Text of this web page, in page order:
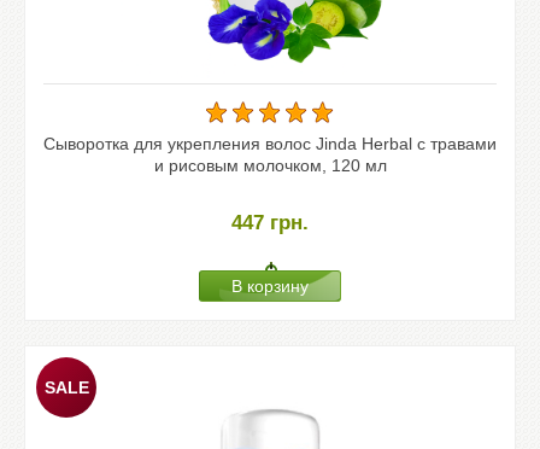
Сыворотка для укрепления волос Jinda Herbal с травами
и рисовым молочком, 120 мл
447 грн.